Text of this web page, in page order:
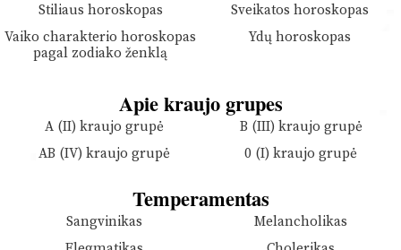
Stiliaus horoskopas
Sveikatos horoskopas
Vaiko charakterio horoskopas
pagal zodiako ženklą
Ydų horoskopas
Apie kraujo grupes
A (II) kraujo grupė
B (III) kraujo grupė
AB (IV) kraujo grupė
0 (I) kraujo grupė
Temperamentas
Sangvinikas
Melancholikas